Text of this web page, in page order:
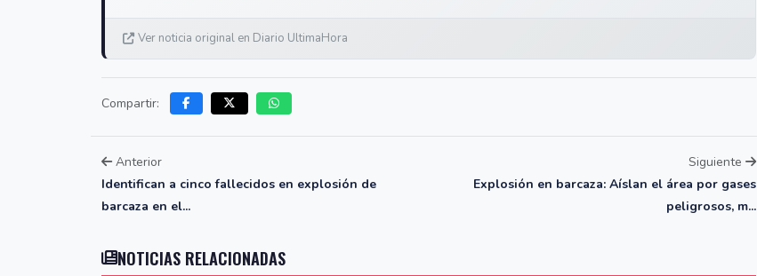
Ver noticia original en Diario UltimaHora
Compartir:
Anterior
Identifican a cinco fallecidos en explosión de
barcaza en el...
Siguiente
Explosión en barcaza: Aíslan el área por gases
peligrosos, m...
NOTICIAS RELACIONADAS